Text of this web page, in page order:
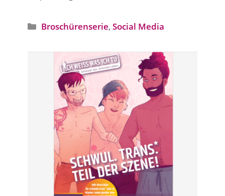
Kategorien
Broschürenserie,Social Media